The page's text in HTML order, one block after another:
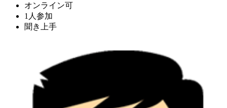
オンライン可
1人参加
聞き上手